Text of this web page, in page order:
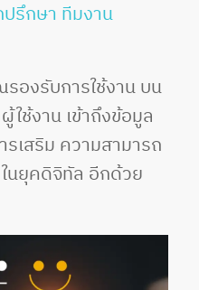
รึกษา ทีมงาน
รองรับการใช้งาน บน
ใช้งาน เข้าถึงข้อมูล
เสริม ความสามารถ
นยุคดิจิทัล อีกด้วย